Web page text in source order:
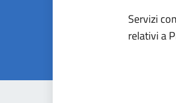
Servizi
relativi a